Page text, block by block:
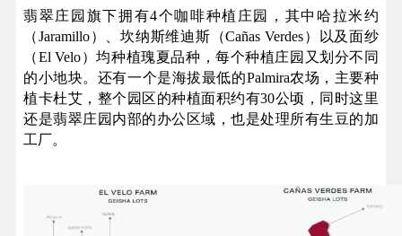
翡翠庄园旗下拥有4个咖啡种植庄园，其中哈拉米约
（Jaramillo）、坎纳斯维迪斯（Cañas Verdes）以及面纱
（El Velo）均种植瑰夏品种，每个种植庄园又划分不同
的小地块。还有一个是海拔最低的Palmira农场，主要种
植卡杜艾，整个园区的种植面积约有30公顷，同时这里
还是翡翠庄园内部的办公区域，也是处理所有生豆的加
工厂。